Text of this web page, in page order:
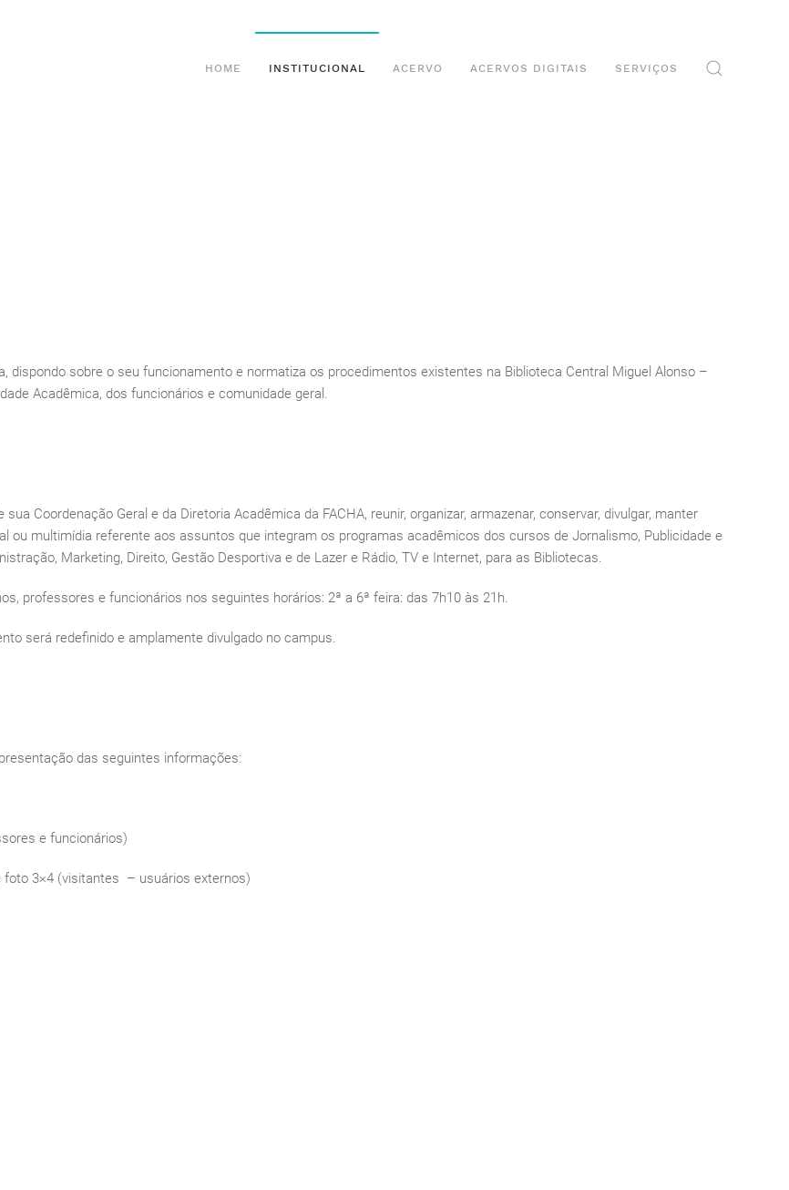
HOME INSTITUCIONAL ACERVO ACERVOS DIGITAIS SERVIÇOS
dispondo sobre o seu funcionamento e normatiza os procedimentos existentes na Biblioteca Central Miguel Alonso –
Acadêmica, dos funcionários e comunidade geral.
Coordenação Geral e da Diretoria Acadêmica da FACHA, reunir, organizar, armazenar, conservar, divulgar, manter
ou multimídia referente aos assuntos que integram os programas acadêmicos dos cursos de Jornalismo, Publicidade e
Marketing, Direito, Gestão Desportiva e de Lazer e Rádio, TV e Internet, para as Bibliotecas.
professores e funcionários nos seguintes horários: 2ª a 6ª feira: das 7h10 às 21h.
será redefinido e amplamente divulgado no campus.
das seguintes informações:
e funcionários)
foto 3×4 (visitantes – usuários externos)